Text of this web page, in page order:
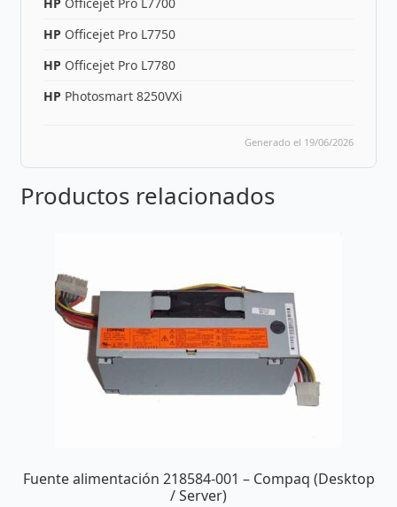
HP Officejet Pro L7750
HP Officejet Pro L7780
HP Photosmart 8250VXi
Generado el 19/06/2026
Productos relacionados
Fuente alimentación 218584-001 – Compaq (Desktop
/ Server)